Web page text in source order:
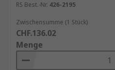
RS Best.-Nr. 426-2195
Zwischensumme (1 Stück)
CHF.136.02
Menge